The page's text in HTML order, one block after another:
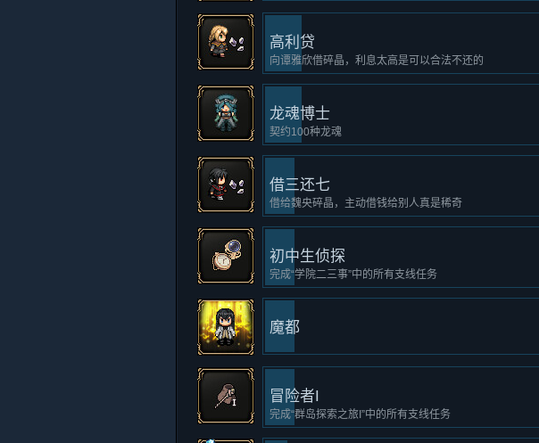
高利贷
向谭雅欣借碎晶，利息太高是可以合法不还的
龙魂博士
契约100种龙魂
借三还七
借给魏央碎晶，主动借钱给别人真是稀奇
初中生侦探
完成“学院二三事”中的所有支线任务
魔都
冒险者I
完成“群岛探索之旅I”中的所有支线任务